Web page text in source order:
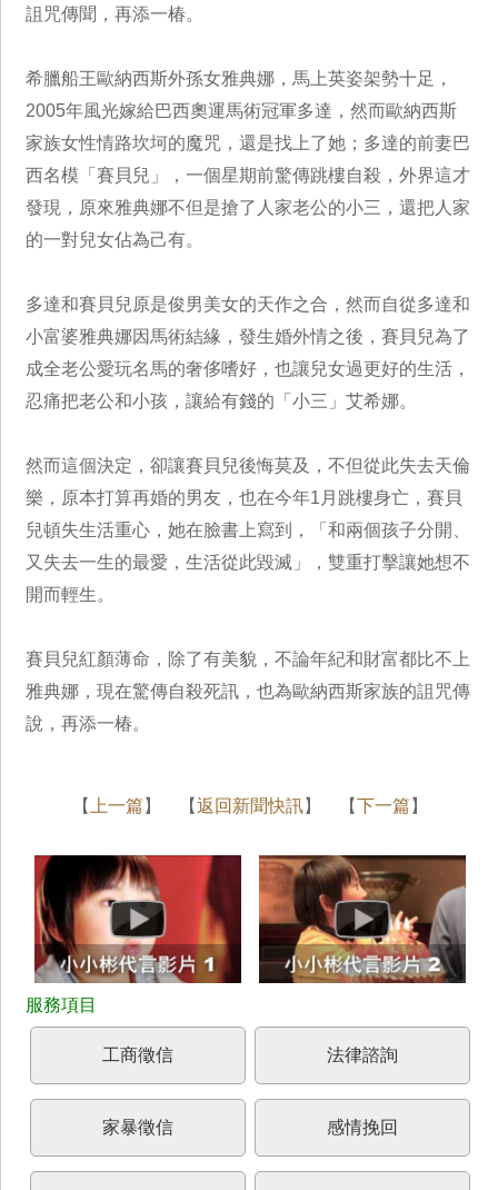
詛咒傳聞，再添一椿。
希臘船王歐納西斯外孫女雅典娜，馬上英姿架勢十足，
2005年風光嫁給巴西奧運馬術冠軍多達，然而歐納西斯
家族女性情路坎坷的魔咒，還是找上了她；多達的前妻巴
西名模「賽貝兒」，一個星期前驚傳跳樓自殺，外界這才
發現，原來雅典娜不但是搶了人家老公的小三，還把人家
的一對兒女佔為己有。
多達和賽貝兒原是俊男美女的天作之合，然而自從多達和
小富婆雅典娜因馬術結緣，發生婚外情之後，賽貝兒為了
成全老公愛玩名馬的奢侈嗜好，也讓兒女過更好的生活，
忍痛把老公和小孩，讓給有錢的「小三」艾希娜。
然而這個決定，卻讓賽貝兒後悔莫及，不但從此失去天倫
樂，原本打算再婚的男友，也在今年1月跳樓身亡，賽貝
兒頓失生活重心，她在臉書上寫到，「和兩個孩子分開、
又失去一生的最愛，生活從此毀滅」，雙重打擊讓她想不
開而輕生。
賽貝兒紅顏薄命，除了有美貌，不論年紀和財富都比不上
雅典娜，現在驚傳自殺死訊，也為歐納西斯家族的詛咒傳
說，再添一椿。
【 上一篇 】 【返回新聞快訊】 【下一篇 】
工商徵信 法律諮詢
家暴徵信 感情挽回